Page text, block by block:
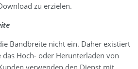
zu erzielen.
Bandbreite nicht ein. Daher existiert
das Hoch- oder Herunterladen von
verwenden den Dienst mit